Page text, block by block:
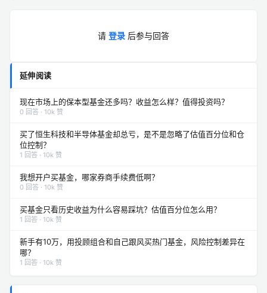
请 登录 后参与回答
延伸阅读
现在市场上的保本型基金还多吗？收益怎么样？值得投资吗？
0 回答 · 10k 赞
买了恒生科技和半导体基金却总亏，是不是忽略了估值百分位和仓
位控制？
1 回答 · 10k 赞
我想开户买基金，哪家券商手续费低啊？
0 回答 · 10k 赞
买基金只看历史收益为什么容易踩坑？估值百分位怎么用？
1 回答 · 10k 赞
新手有10万，用投顾组合和自己跟风买热门基金，风险控制差异在
哪？
1 回答 · 10k 赞